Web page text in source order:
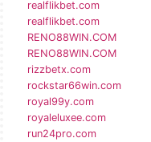
realflikbet.com
realflikbet.com
RENO88WIN.COM
RENO88WIN.COM
rizzbetx.com
rockstar66win.com
royal99y.com
royaleluxee.com
run24pro.com